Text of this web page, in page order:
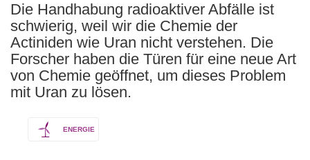
Die Handhabung radioaktiver Abfälle ist
schwierig, weil wir die Chemie der
Actiniden wie Uran nicht verstehen. Die
Forscher haben die Türen für eine neue Art
von Chemie geöffnet, um dieses Problem
mit Uran zu lösen.
ENERGIE